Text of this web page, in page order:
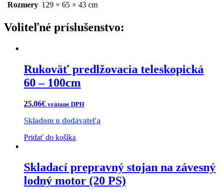
Rozmery 129 × 65 × 43 cm
Rukoväť predlžovacia teleskopická
60 – 100cm
25.06€ vrátane DPH
Skladom u dodávateľa
Pridať do košíka
Skladací prepravný stojan na závesný
lodný motor (20 PS)